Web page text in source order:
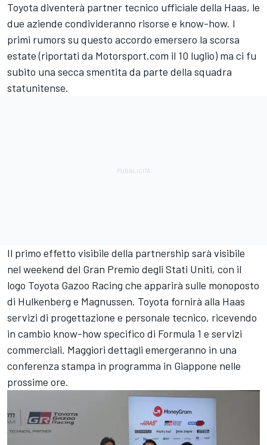
Toyota diventerà partner tecnico ufficiale della Haas, le
due aziende condivideranno risorse e know-how. I
primi rumors su questo accordo emersero la scorsa
estate (riportati da Motorsport.com il 10 luglio) ma ci fu
subito una secca smentita da parte della squadra
statunitense.
Il primo effetto visibile della partnership sarà visibile
nel weekend del Gran Premio degli Stati Uniti, con il
logo Toyota Gazoo Racing che apparirà sulle monoposto
di Hulkenberg e Magnussen. Toyota fornirà alla Haas
servizi di progettazione e personale tecnico, ricevendo
in cambio know-how specifico di Formula 1 e servizi
commerciali. Maggiori dettagli emergeranno in una
conferenza stampa in programma in Giappone nelle
prossime ore.